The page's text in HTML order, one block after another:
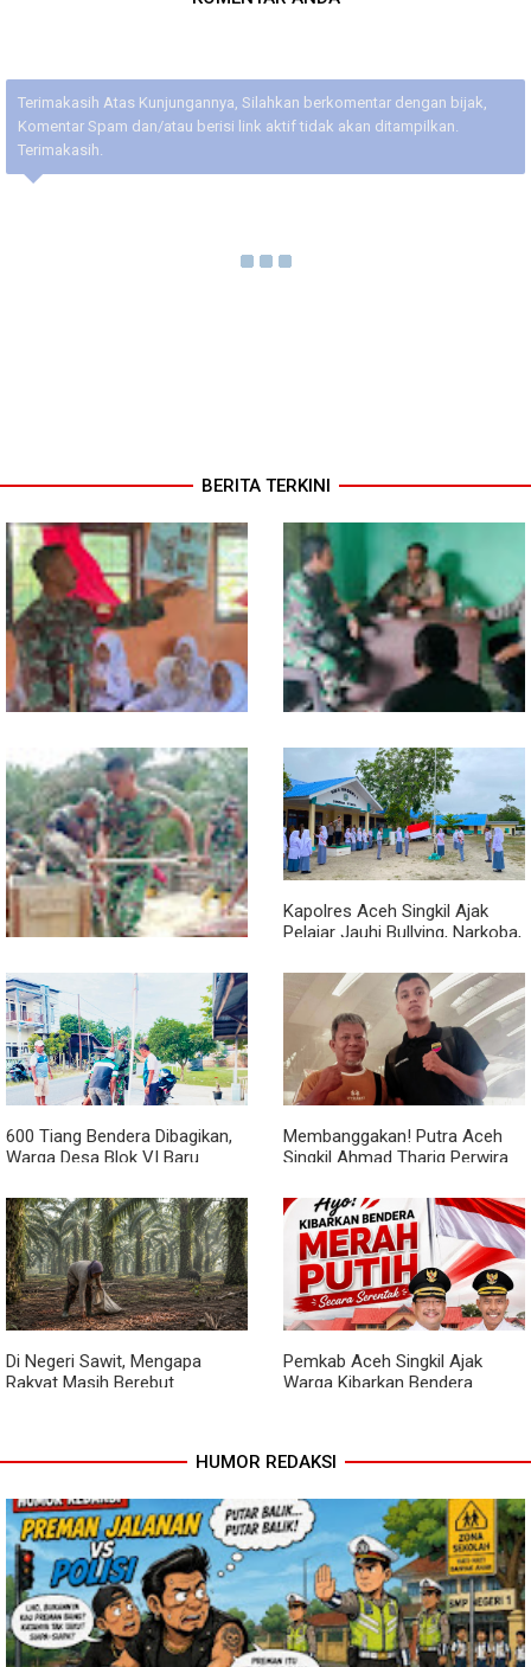
Terimakasih Atas Kunjungannya, Silahkan berkomentar dengan bijak,
Komentar Spam dan/atau berisi link aktif tidak akan ditampilkan.
Terimakasih.
BERITA TERKINI
Melalui Wasbang, Babinsa
Bentuk Karakter dan Jiwa
Patriotisme Pelajar
Babinsa dan Bhabinkamtibmas
Ajak Warga Semarakkan HUT
RI ke-81 dengan Kibarkan
Merah Putih
Cuaca Tak Jadi Penghalang,
Pengecoran Kepala Jembatan
Garuda dan Pengacian Terus
Dikebut
Kapolres Aceh Singkil Ajak
Pelajar Jauhi Bullying, Narkoba,
600 Tiang Bendera Dibagikan,
Warga Desa Blok VI Baru
Membanggakan! Putra Aceh
Singkil Ahmad Thariq Perwira
2026
Di Negeri Sawit, Mengapa
Rakyat Masih Berebut
Pemkab Aceh Singkil Ajak
Warga Kibarkan Bendera
HUMOR REDAKSI